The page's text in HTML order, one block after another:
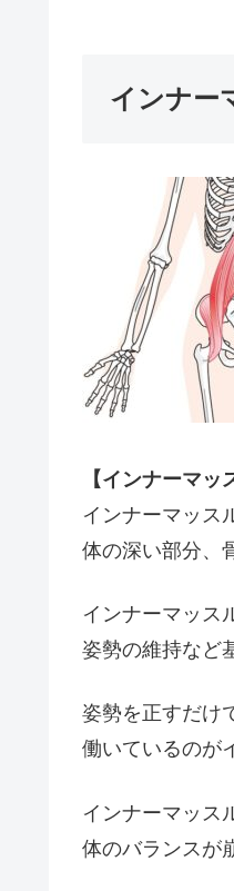
インナー
【インナーマッ
インナーマッス
体の深い部分、
インナーマッス
姿勢の維持など
姿勢を正すだけ
働いているのが
インナーマッス
体のバランスが